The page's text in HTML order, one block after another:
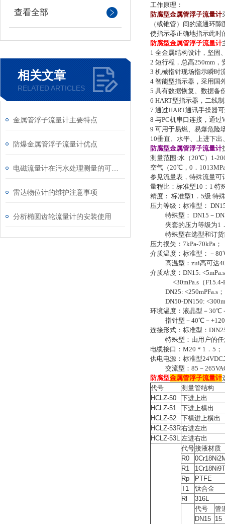
查看全部
相关文章
RELATED ARTICLES
金属管浮子流量计主要特点
防爆金属管浮子流量计优点
雷达物位计的维护注意事项
分析椭圆齿轮流量计的安装使用
工作原理：
防腐型金属管浮子流量计
（或锥管）间的流通环
使指示器正确地指示此时
防腐型金属管浮子流量计
1 全金属结构设计，坚固
2 短行程，总高250mm，
3 机械指针现场指示瞬时
4 智能型指示器，采用国
5 具有数据恢复、数据备
6 HART型指示器，二线
7 通过HART通讯手操器
8 与PC机串口连接，通
9 可用于易燃、易爆危险
10垂直、水平、上进下
防腐型金属管浮子流量计
测量范围:水（20℃）1-
空气（20℃，0．
参见流量表，特殊流量可
量程比：标准型10：1 特
精度： 标准型1．5级 特
压力等级：标准型：
特殊型： DN15－
夹套的压力等级为1
特殊型在选型和订货
压力损失：7kPa-70kPa；
介质温度：标准型：－
高温型：zui高可达
介质粘度：DN15:
<30mPa.s（F15.4-
DN25: <250mPFa.s；
DN50-DN150:
环境温度：液晶型－30℃
指针型－40℃－
连接形式：标准型：
特殊型：由用户的任
电缆接口：M20＊1．5；
供电电源：标准型
交流型：85－
防腐型金属管浮子流量计
代号
测量管结构
HCLZ-50
下进上出
HCLZ-51
下进上横出
HCLZ-52
下横进上横出
HCLZ-53R右进左出
HCLZ-53L 左进右出
代号接液材质
R0
R1
Rp
PTFE
T1
钛合金
Rl
316L
代号
管
DN15 15